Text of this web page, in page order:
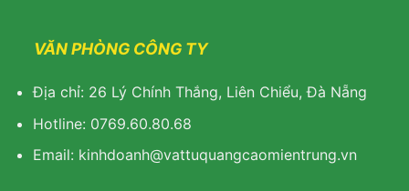
VĂN PHÒNG CÔNG TY
Địa chỉ: 26 Lý Chính Thắng, Liên Chiểu, Đà Nẵng
Hotline: 0769.60.80.68
Email: kinhdoanh@vattuquangcaomientrung.vn